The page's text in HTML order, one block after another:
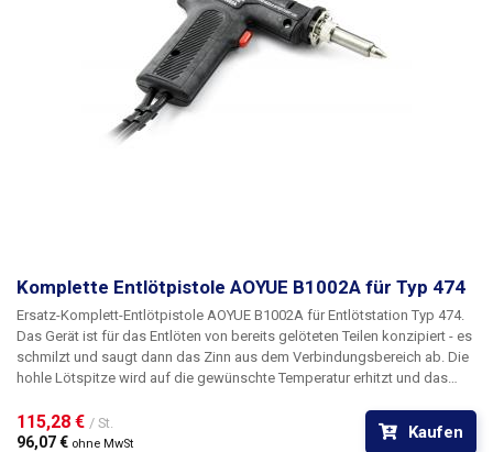
Komplette Entlötpistole AOYUE B1002A für Typ 474
Ersatz-Komplett-Entlötpistole AOYUE B1002A für Entlötstation Typ 474.
Das Gerät ist für das Entlöten von bereits gelöteten Teilen konzipiert - es
schmilzt und saugt dann das Zinn aus dem Verbindungsbereich ab. Die
hohle Lötspitze wird auf die gewünschte Temperatur erhitzt und das
in einem Filter aufgefangen. Die Absaugung (Entlötung) wird durch
Drücken des Auslösers am Griff gestartet. In dieser Entlötpistole können
115,28 € / St.
96,07 € ohne MwSt
Kaufen